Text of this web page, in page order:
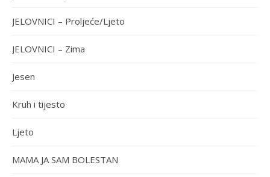
JELOVNICI – Proljeće/Ljeto
JELOVNICI – Zima
Jesen
Kruh i tijesto
Ljeto
MAMA JA SAM BOLESTAN